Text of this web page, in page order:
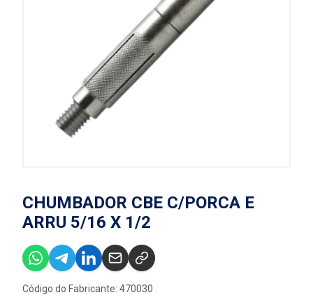
CHUMBADOR CBE C/PORCA E
ARRU 5/16 X 1/2
Código do Fabricante: 470030